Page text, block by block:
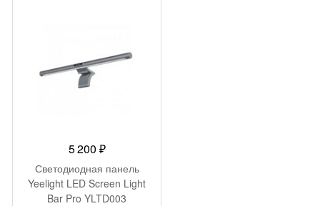
5 200 ₽
Светодиодная панель
Yeelight LED Screen Light
Bar Pro YLTD003